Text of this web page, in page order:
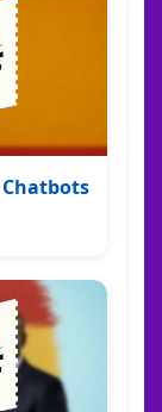
Chatbots